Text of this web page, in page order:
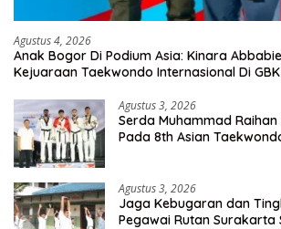
Agustus 4, 2026
Anak Bogor Di Podium Asia: Kinara
Kejuaraan Taekwondo Internasional Di GBK
Agustus 3, 2026
Serda Muhammad Raihan
Pada 8th Asian
Agustus 3, 2026
Jaga Kebugaran dan
Pegawai Rutan Surakarta